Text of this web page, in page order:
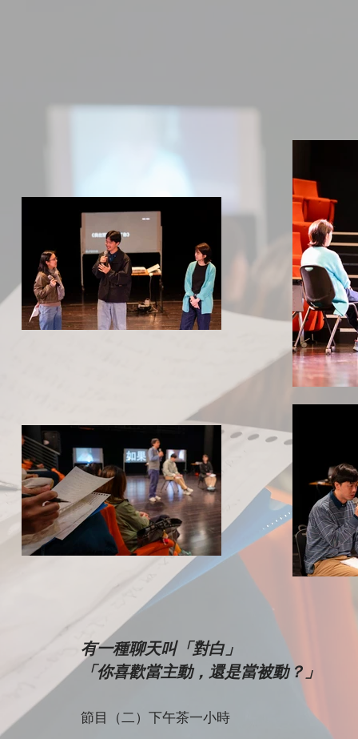
有一種聊天叫「對白」
「你喜歡當主動，還是當被動？」
節目（二）下午茶一小時